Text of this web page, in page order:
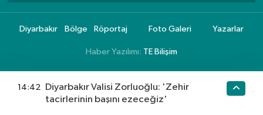
Diyarbakır Bölge Röportaj Foto Galeri Yazarlar
Haber Yazılımı: TE Bilişim
14:42
Diyarbakır Valisi Zorluoğlu: 'Zehir
tacirlerinin başını ezeceğiz'